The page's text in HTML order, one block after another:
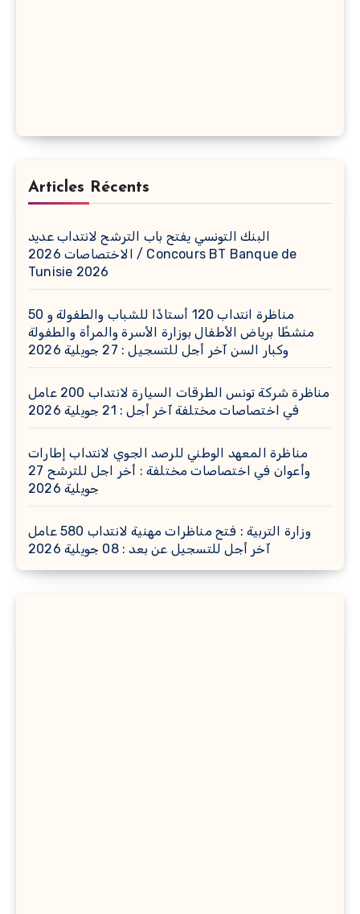
Articles Récents
البنك التونسي يفتح باب الترشح لانتداب عديد
الاختصاصات 2026 / Concours BT Banque de
Tunisie 2026
مناظرة انتداب 120 أستاذًا للشباب والطفولة و 50
منشطًا برياض الأطفال بوزارة الأسرة والمرأة والطفولة
وكبار السن آخر أجل للتسجيل : 27 جويلية 2026
مناظرة شركة تونس الطرقات السيارة لانتداب 200 عامل
في اختصاصات مختلفة آخر أجل : 21 جويلية 2026
مناظرة المعهد الوطني للرصد الجوي لانتداب إطارات
وأعوان في اختصاصات مختلفة : أخر اجل للترشح 27
جويلية 2026
وزارة التربية : فتح مناظرات مهنية لانتداب 580 عامل
آخر أجل للتسجيل عن بعد : 08 جويلية 2026